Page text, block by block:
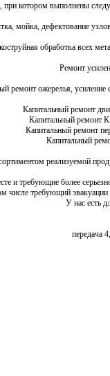
котором выполнены
обработка всех
Ремонт
ремонт ожерелья, усиление
Капитальный ремонт
Капитальный ремонт
Капитальный ремонт
Капитальный
реализуемой
и требующие более
требующий эвакуации
У нас есть